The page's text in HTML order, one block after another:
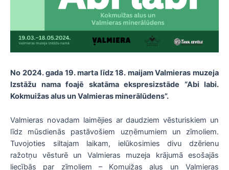
No 2024. gada 19. marta līdz 18. maijam Valmieras muzeja
Izstāžu nama foajē skatāma ekspresizstāde “Abi labi.
Kokmuižas alus un Valmieras minerālūdens”.
Valmieras novadam laimējies ar daudziem vēsturiskiem un
līdz mūsdienās pastāvošiem uzņēmumiem un zīmoliem.
Tuvojoties siltajam laikam, ielūkosimies divu dzērienu
ražotņu vēsturē un Valmieras muzeja krājumā esošajās
liecībās par zīmoliem – Komuižas alus un Valmieras